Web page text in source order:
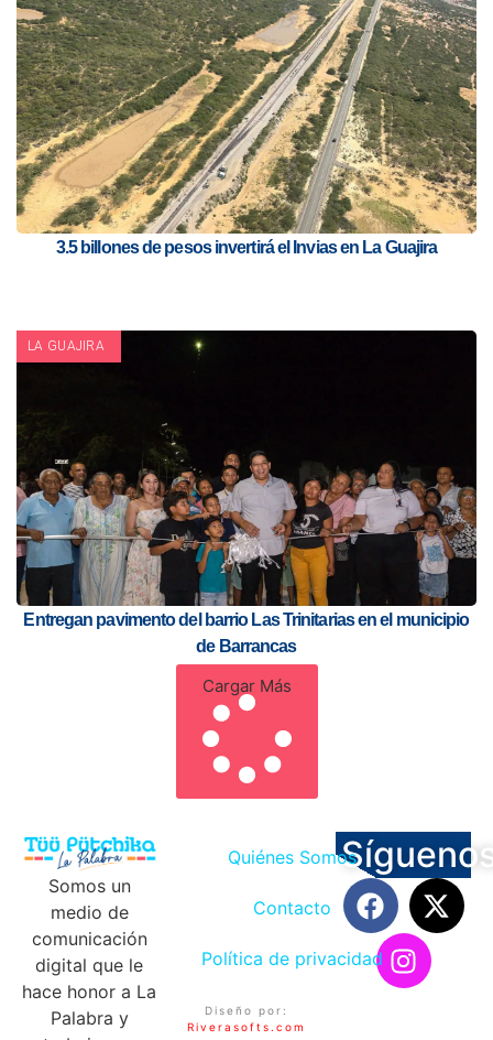
3.5 billones de pesos invertirá el Invias en La Guajira
LA GUAJIRA
Entregan pavimento del barrio Las Trinitarias en el municipio
de Barrancas
Cargar Más
Somos un
medio de
comunicación
digital que le
hace honor a La
Palabra y
Quiénes Somos
Contacto
Política de privacidad
Diseño por:
Riverasofts.com